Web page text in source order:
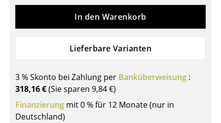
Schreibtische
Sekretäre & PC-Tische
Konferenztische
Stehtische & Stehpulte
Kindertische
In den Warenkorb
Lieferbare Varianten
3 % Skonto bei Zahlung per Banküberweisung :
318,16 €(Sie sparen 9,84 €)
Finanzierung mit 0 % für 12 Monate (nur in
Deutschland)